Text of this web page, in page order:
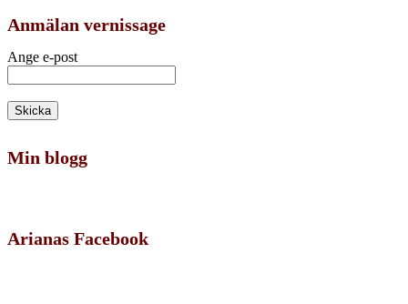
Anmälan vernissage
Ange e-post
Min blogg
Arianas Facebook